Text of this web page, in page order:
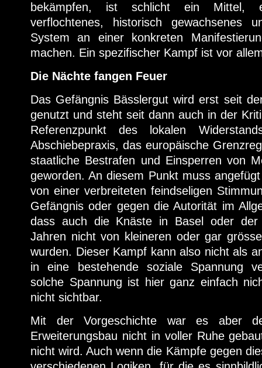
bekämpfen, ist schlicht ein Mittel,
verflochtenes, historisch gewachsenes
System an einer konkreten
machen. Ein spezifischer Kampf ist vor
Die Nächte fangen Feuer
Das Gefängnis Bässlergut wird erst seit
genutzt und steht seit dann auch in der
Referenzpunkt des lokalen
Abschiebepraxis, das europäische
staatliche Bestrafen und Einsperren von
geworden. An diesem Punkt muss
von einer verbreiteten feindseligen
Gefängnis oder gegen die Autorität im
dass auch die Knäste in Basel oder
Jahren nicht von kleineren oder gar
wurden. Dieser Kampf kann also nicht als
in eine bestehende soziale Spannung
solche Spannung ist hier ganz einfach
nicht sichtbar.
Mit der Vorgeschichte war es aber
Erweiterungsbau nicht in voller Ruhe
nicht wird. Auch wenn die Kämpfe gegen